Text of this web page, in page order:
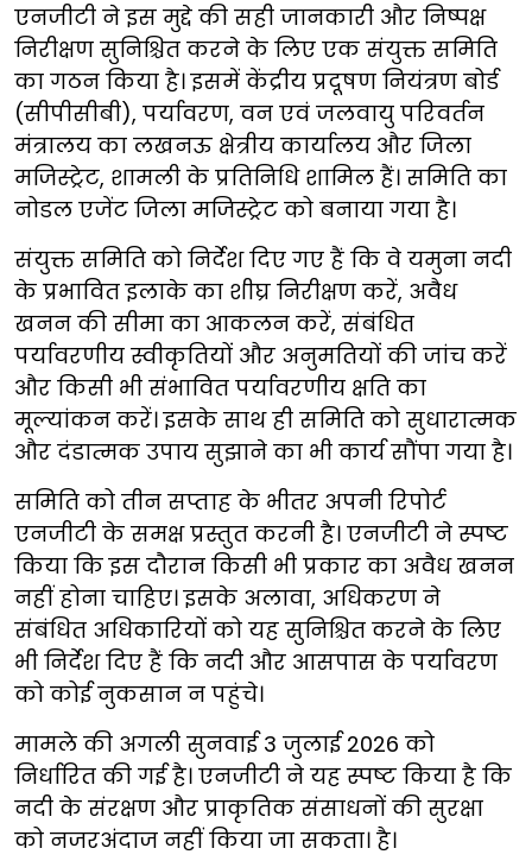
एनजीटी ने इस मुद्दे की सही जानकारी और निष्पक्ष
निरीक्षण सुनिश्चित करने के लिए एक संयुक्त समिति
का गठन किया है। इसमें केंद्रीय प्रदूषण नियंत्रण बोर्ड
(सीपीसीबी), पर्यावरण, वन एवं जलवायु परिवर्तन
मंत्रालय का लखनऊ क्षेत्रीय कार्यालय और जिला
मजिस्ट्रेट, शामली के प्रतिनिधि शामिल हैं। समिति का
नोडल एजेंट जिला मजिस्ट्रेट को बनाया गया है।
संयुक्त समिति को निर्देश दिए गए हैं कि वे यमुना नदी
के प्रभावित इलाके का शीघ्र निरीक्षण करें, अवैध
खनन की सीमा का आकलन करें, संबंधित
पर्यावरणीय स्वीकृतियों और अनुमतियों की जांच करें
और किसी भी संभावित पर्यावरणीय क्षति का
मूल्यांकन करें। इसके साथ ही समिति को सुधारात्मक
और दंडात्मक उपाय सुझाने का भी कार्य सौंपा गया है।
समिति को तीन सप्ताह के भीतर अपनी रिपोर्ट
एनजीटी के समक्ष प्रस्तुत करनी है। एनजीटी ने स्पष्ट
किया कि इस दौरान किसी भी प्रकार का अवैध खनन
नहीं होना चाहिए। इसके अलावा, अधिकरण ने
संबंधित अधिकारियों को यह सुनिश्चित करने के लिए
भी निर्देश दिए हैं कि नदी और आसपास के पर्यावरण
को कोई नुकसान न पहुंचे।
मामले की अगली सुनवाई 3 जुलाई 2026 को
निर्धारित की गई है। एनजीटी ने यह स्पष्ट किया है कि
नदी के संरक्षण और प्राकृतिक संसाधनों की सुरक्षा
को नजरअंदाज नहीं किया जा सकता। है।